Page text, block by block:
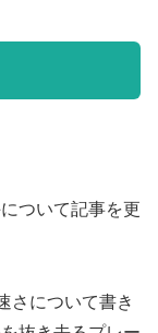
ついて記事を更
さについて書き